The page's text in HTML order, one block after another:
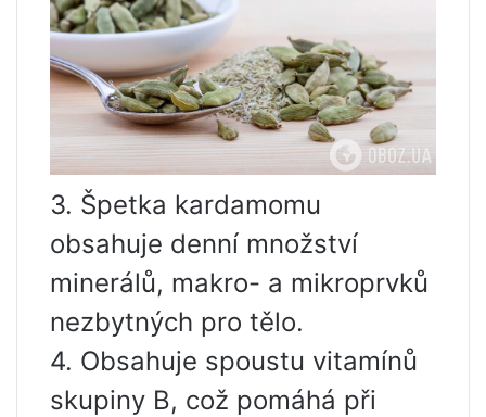
3. Špetka kardamomu
obsahuje denní množství
minerálů, makro- a mikroprvků
nezbytných pro tělo.
4. Obsahuje spoustu vitamínů
skupiny B, což pomáhá při